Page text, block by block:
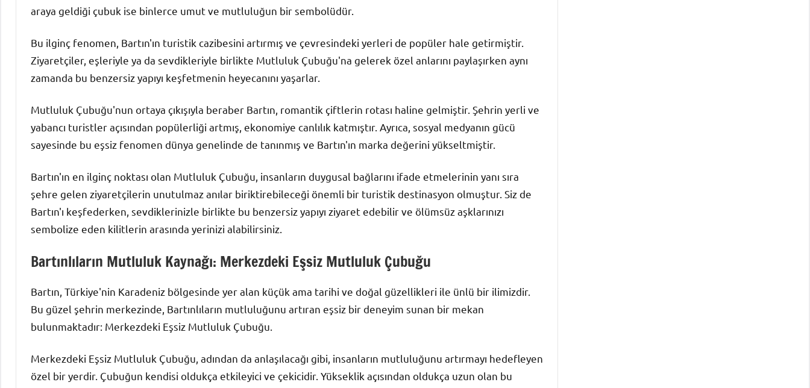
araya geldiği çubuk ise binlerce umut ve mutluluğun bir sembolüdür.
Bu ilginç fenomen, Bartın'ın turistik cazibesini artırmış ve çevresindeki yerleri de popüler hale getirmiştir.
Ziyaretçiler, eşleriyle ya da sevdikleriyle birlikte Mutluluk Çubuğu'na gelerek özel anlarını paylaşırken aynı
zamanda bu benzersiz yapıyı keşfetmenin heyecanını yaşarlar.
Mutluluk Çubuğu'nun ortaya çıkışıyla beraber Bartın, romantik çiftlerin rotası haline gelmiştir. Şehrin yerli ve
yabancı turistler açısından popülerliği artmış, ekonomiye canlılık katmıştır. Ayrıca, sosyal medyanın gücü
sayesinde bu eşsiz fenomen dünya genelinde de tanınmış ve Bartın'ın marka değerini yükseltmiştir.
Bartın'ın en ilginç noktası olan Mutluluk Çubuğu, insanların duygusal bağlarını ifade etmelerinin yanı sıra
şehre gelen ziyaretçilerin unutulmaz anılar biriktirebileceği önemli bir turistik destinasyon olmuştur. Siz de
Bartın'ı keşfederken, sevdiklerinizle birlikte bu benzersiz yapıyı ziyaret edebilir ve ölümsüz aşklarınızı
sembolize eden kilitlerin arasında yerinizi alabilirsiniz.
Bartınlıların Mutluluk Kaynağı: Merkezdeki Eşsiz Mutluluk Çubuğu
Bartın, Türkiye'nin Karadeniz bölgesinde yer alan küçük ama tarihi ve doğal güzellikleri ile ünlü bir ilimizdir.
Bu güzel şehrin merkezinde, Bartınlıların mutluluğunu artıran eşsiz bir deneyim sunan bir mekan
bulunmaktadır: Merkezdeki Eşsiz Mutluluk Çubuğu.
Merkezdeki Eşsiz Mutluluk Çubuğu, adından da anlaşılacağı gibi, insanların mutluluğunu artırmayı hedefleyen
özel bir yerdir. Çubuğun kendisi oldukça etkileyici ve çekicidir. Yükseklik açısından oldukça uzun olan bu